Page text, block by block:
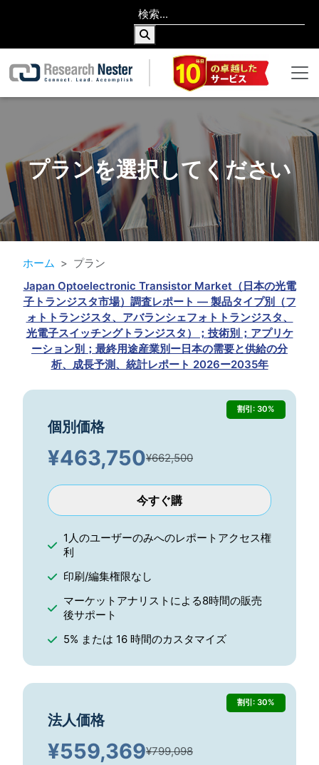
プランを選択してください
ホーム
プラン
Japan Optoelectronic Transistor Market（日本の光電
子トランジスタ市場）調査レポート — 製品タイプ別（フ
ォトトランジスタ、アバランシェフォトトランジスタ、
光電子スイッチングトランジスタ）；技術別；アプリケ
ーション別；最終用途産業別ー日本の需要と供給の分
析、成長予測、統計レポート 2026ー2035年
割引: 30%
個別価格
¥463,750¥662,500
今すぐ購
1人のユーザーのみへのレポートアクセス権
利
印刷/編集権限なし
マーケットアナリストによる8時間の販売
後サポート
5% または 16 時間のカスタマイズ
割引: 30%
法人価格
¥559,369¥799,098